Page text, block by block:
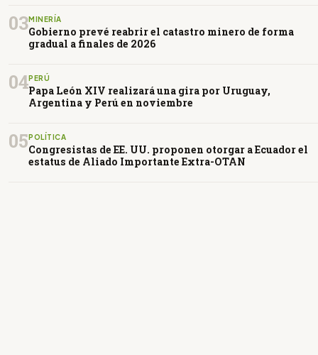
03MINERÍA
Gobierno prevé reabrir el catastro minero de forma
gradual a finales de 2026
04PERÚ
Papa León XIV realizará una gira por Uruguay,
Argentina y Perú en noviembre
05 POLÍTICA
Congresistas de EE. UU. proponen otorgar a Ecuador el
estatus de Aliado Importante Extra-OTAN